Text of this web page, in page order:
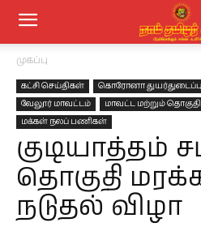
முகப்பு
கட்சி செய்திகள் கொரோனா
வேலூர் மாவட்டம்
மாவட்ட மற்றும்
மக்கள் நலப் பணிகள்
குடியாத்தம்
தொகுதி
நடுதல் விழா